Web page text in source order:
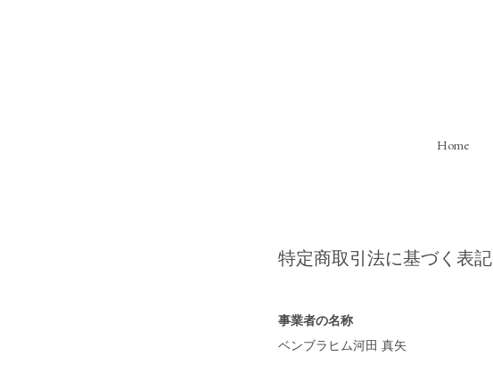
Home
特定商取引法に基づく表記
事業者の名称
ベンブラヒム河田 真矢